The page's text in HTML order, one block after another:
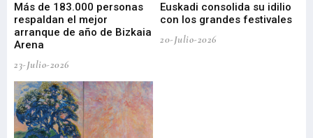
Más de 183.000 personas
respaldan el mejor
arranque de año de Bizkaia
Arena
23-Julio-2026
Euskadi consolida su idilio
con los grandes festivales
20-Julio-2026